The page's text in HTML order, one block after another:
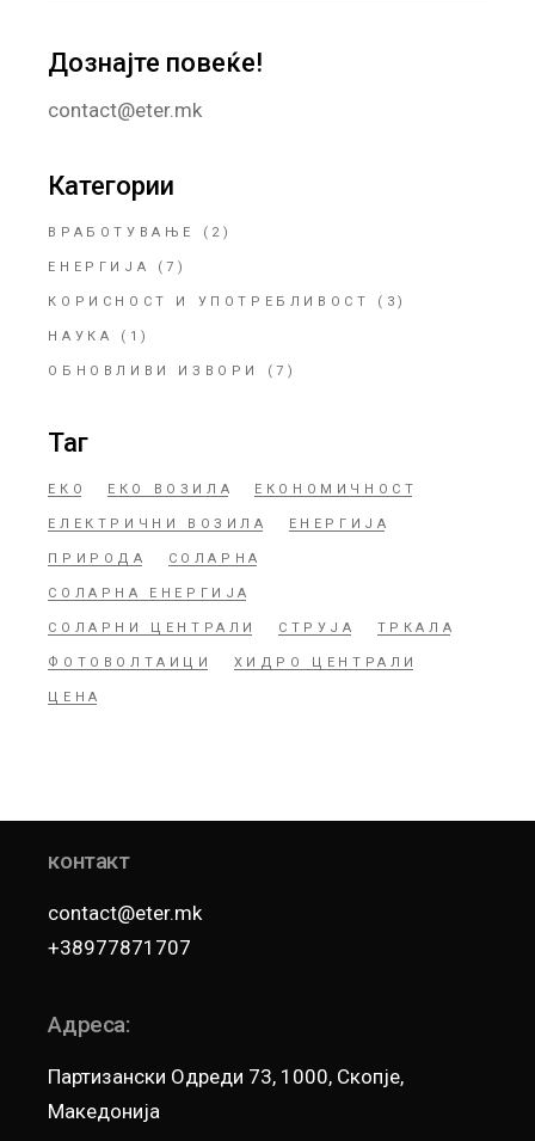
Дознајте повеќе!
contact@eter.mk
Категории
ВРАБОТУВАЊЕ (2)
ЕНЕРГИЈА (7)
КОРИСНОСТ И УПОТРЕБЛИВОСТ (3)
НАУКА (1)
ОБНОВЛИВИ ИЗВОРИ (7)
Таг
ЕКО ЕКО ВОЗИЛА ЕКОНОМИЧНОСТ
ЕЛЕКТРИЧНИ ВОЗИЛА ЕНЕРГИЈА
ПРИРОДА СОЛАРНА
СОЛАРНА ЕНЕРГИЈА
СОЛАРНИ ЦЕНТРАЛИ СТРУЈА ТРКАЛА
ФОТОВОЛТАИЦИ ХИДРО ЦЕНТРАЛИ
ЦЕНА
контакт
contact@eter.mk
+38977871707
Адреса:
Партизански Одреди 73, 1000, Скопје,
Македонија